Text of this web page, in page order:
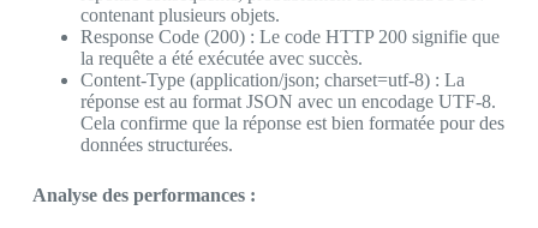
contenant plusieurs objets.
Response Code (200) : Le code HTTP 200 signifie que
la requête a été exécutée avec succès.
Content-Type (application/json; charset=utf-8) : La
réponse est au format JSON avec un encodage UTF-8.
Cela confirme que la réponse est bien formatée pour des
données structurées.
Analyse des performances :